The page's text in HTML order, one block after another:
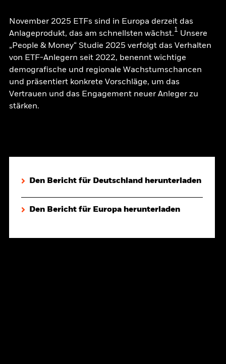
November 2025 ETFs sind in Europa derzeit das
Anlageprodukt, das am schnellsten wächst.1 Unsere
„People & Money“ Studie 2025 verfolgt das Verhalten
von ETF-Anlegern seit 2022, benennt wichtige
demografische und regionale Wachstumschancen
und präsentiert konkrete Vorschläge, um das
Vertrauen und das Engagement neuer Anleger zu
stärken.
Den Bericht für Deutschland herunterladen
Den Bericht für Europa herunterladen